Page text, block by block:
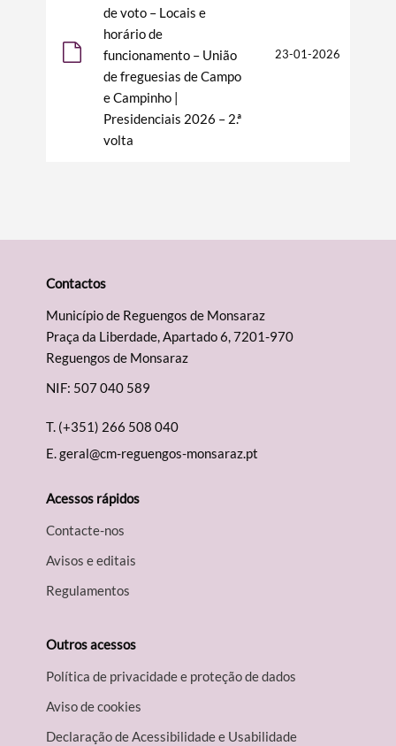
de voto – Locais e
horário de
funcionamento – União
de freguesias de Campo
e Campinho |
Presidenciais 2026 – 2.ª
volta
23-01-2026
Contactos
Município de Reguengos de Monsaraz
Praça da Liberdade, Apartado 6, 7201-970
Reguengos de Monsaraz
NIF: 507 040 589
T. (+351) 266 508 040
E.geral@cm-reguengos-monsaraz.pt
Acessos rápidos
Contacte-nos
Avisos e editais
Regulamentos
Outros acessos
Política de privacidade e proteção de dados
Aviso de cookies
Declaração de Acessibilidade e Usabilidade